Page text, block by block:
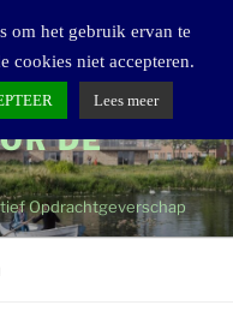
DE
Opdrachtgeverschap
om het gebruik ervan te
cookies niet accepteren.
Lees meer